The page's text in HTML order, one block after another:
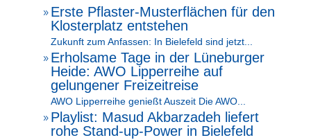
9 Erste Pflaster-Musterflächen für den
Klosterplatz entstehen
Zukunft zum Anfassen: In Bielefeld sind jetzt...
9 Erholsame Tage in der Lüneburger
Heide: AWO Lipperreihe auf
gelungener Freizeitreise
AWO Lipperreihe genießt Auszeit Die AWO...
9 Playlist: Masud Akbarzadeh liefert
rohe Stand-up-Power in Bielefeld